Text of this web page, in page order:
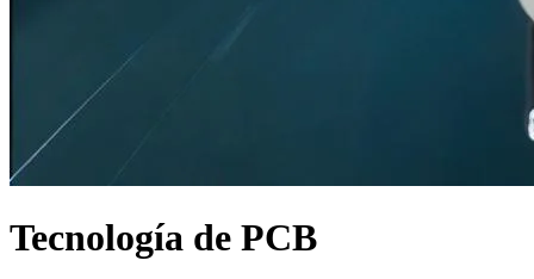
Tecnología de PCB